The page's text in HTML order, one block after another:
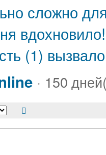
сложно
(1)
· 150